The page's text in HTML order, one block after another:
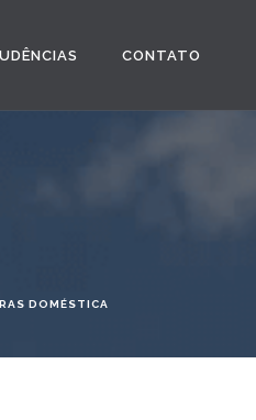
CONTATO
DOMÉSTICA